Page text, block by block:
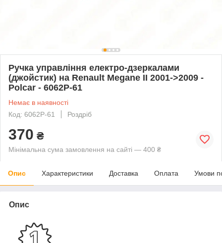
Ручка управління електро-дзеркалами
(джойстик) на Renault Megane II 2001->2009 -
Polcar - 6062P-61
Немає в наявності
Код: 6062P-61
Роздріб
370 ₴
Мінімальна сума замовлення на сайті — 400 ₴
Опис Характеристики Доставка Оплата Умови
Опис